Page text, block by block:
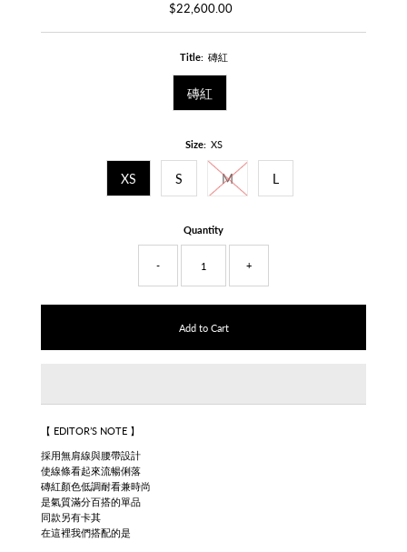
Regular
$22,600.00
Title: 磚紅
磚紅
Size: XS
XS S M L
Quantity
- +
【 EDITOR’S NOTE 】
採用無肩線與腰帶設計
使線條看起來流暢俐落
磚紅顏色低調耐看兼時尚
是氣質滿分百搭的單品
同款另有卡其
在這裡我們搭配的是